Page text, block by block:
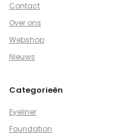
Contact
Over ons
Webshop
Nieuws
Categorieën
Eyeliner
Foundation